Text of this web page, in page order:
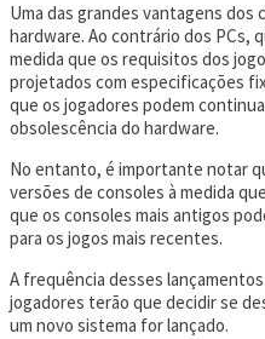
Uma das grandes vantagens dos
hardware. Ao contrário dos PCs,
medida que os requisitos dos
projetados com especificações
que os jogadores podem
obsolescência do hardware.
No entanto, é importante notar
versões de consoles à medida
que os consoles mais antigos
para os jogos mais recentes.
A frequência desses
jogadores terão que decidir se
um novo sistema for lançado.